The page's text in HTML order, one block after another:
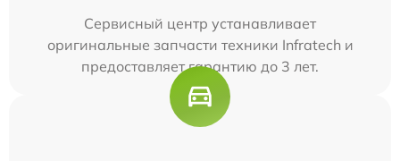
Сервисный центр устанавливает
оригинальные запчасти техники Infratech и
предоставляет гарантию до 3 лет.